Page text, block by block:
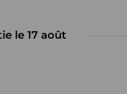
le 17 août